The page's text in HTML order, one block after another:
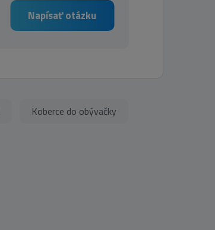
Napísať otázku
Koberce do obývačky